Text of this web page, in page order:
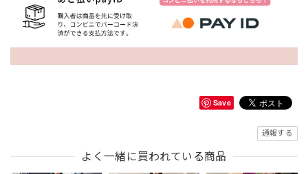
Save
通報する
よく一緒に買われている商品